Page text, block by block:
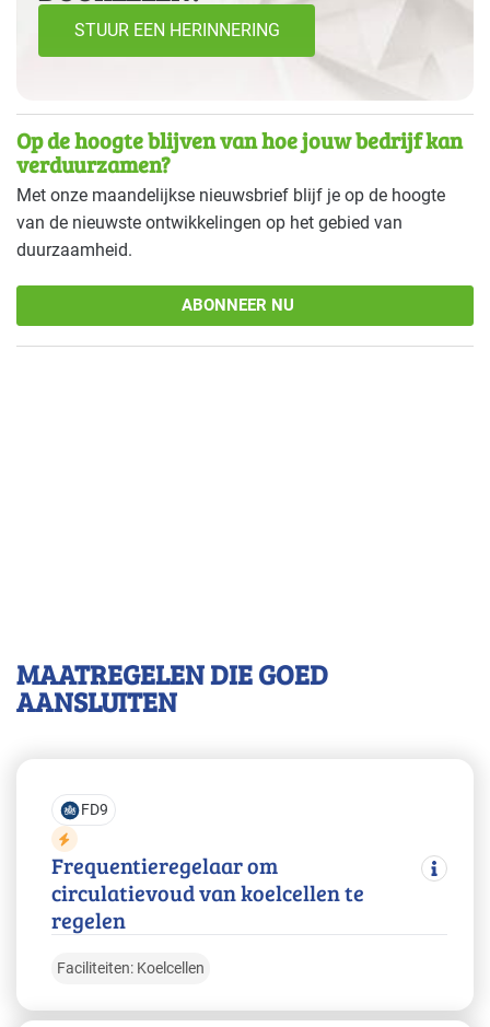
STUUR EEN HERINNERING
Op de hoogte blijven van hoe jouw bedrijf kan
verduurzamen?
Met onze maandelijkse nieuwsbrief blijf je op de hoogte
van de nieuwste ontwikkelingen op het gebied van
duurzaamheid.
ABONNEER NU
MAATREGELEN DIE GOED
AANSLUITEN
Frequentieregelaar om
circulatievoud van koelcellen te
regelen
Faciliteiten: Koelcellen
FD9